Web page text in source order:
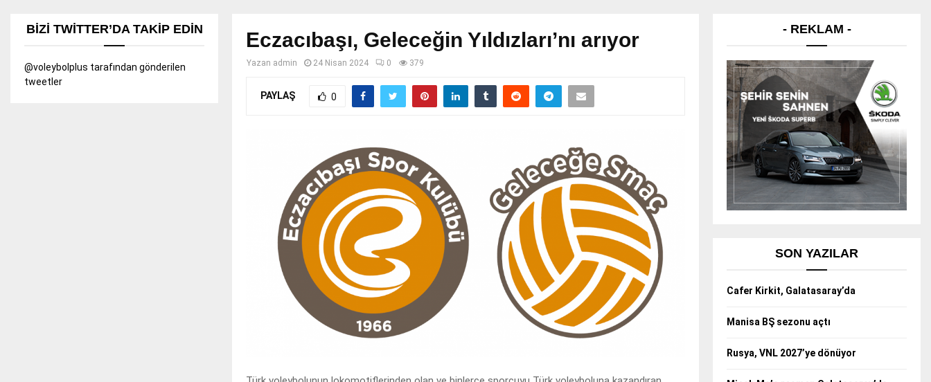
Eczacıbaşı, Geleceğin Yıldızları’nı arıyor
Yazan admin 24 Nisan 2024 0 379
PAYLAŞ 0
BIZI TWITTER’DA TAKIP EDIN
@voleybolplus tarafından gönderilen
tweetler
- REKLAM -
SON YAZILAR
Cafer Kirkit, Galatasaray’da
Manisa BŞ sezonu açtı
Rusya, VNL 2027’ye dönüyor